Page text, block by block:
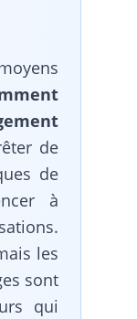
de
de
à
les
sont
qui